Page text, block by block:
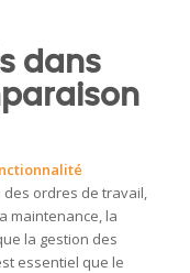
dans
des ordres de travail,
maintenance, la
la gestion des
essentiel que le